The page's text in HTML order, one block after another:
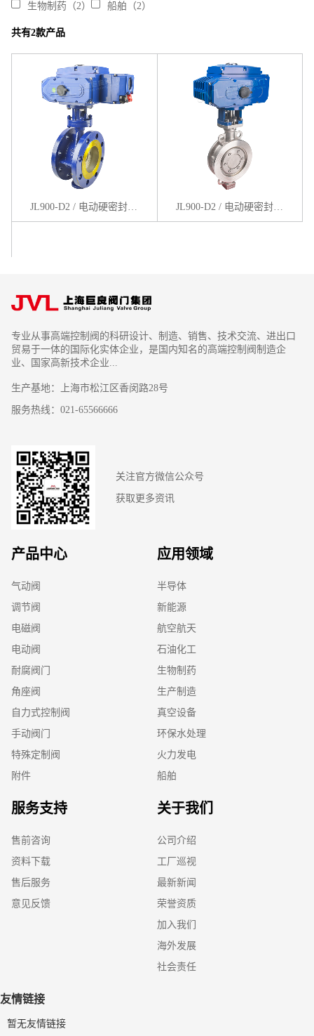
生物制药（2） 船舶（2）
共有2款产品
JL900-D2 / 电动硬密封对夹蝶阀
专业从事高端控制阀的科研设计、制造、销售、技术交流、进出口
贸易于一体的国际化实体企业，是国内知名的高端控制阀制造企
业、国家高新技术企业...
生产基地：上海市松江区香闵路28号
服务热线：021-65566666
关注官方微信公众号
获取更多资讯
产品中心
气动阀
调节阀
电磁阀
电动阀
耐腐阀门
角座阀
自力式控制阀
手动阀门
特殊定制阀
附件
应用领域
半导体
新能源
航空航天
石油化工
生物制药
生产制造
真空设备
环保水处理
火力发电
船舶
服务支持
售前咨询
资料下载
售后服务
意见反馈
关于我们
公司介绍
工厂巡视
最新新闻
荣誉资质
加入我们
海外发展
社会责任
友情链接
暂无友情链接